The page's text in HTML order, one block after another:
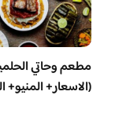
مطعم وحاتي
(الاسعار+ المنيو+